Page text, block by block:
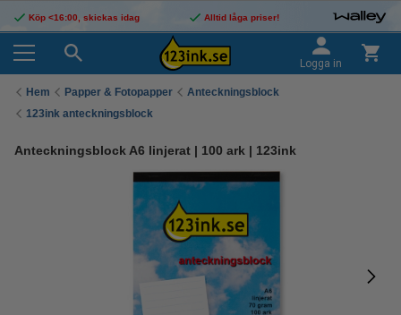
Köp <16:00, skickas idag Alltid låga priser!
Logga in
Hem Papper & Fotopapper
Anteckningsblock
123ink anteckningsblock
Anteckningsblock A6 linjerat | 100 ark | 123ink